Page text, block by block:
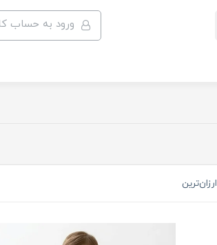
ورود به حساب
ارزان‌ترین